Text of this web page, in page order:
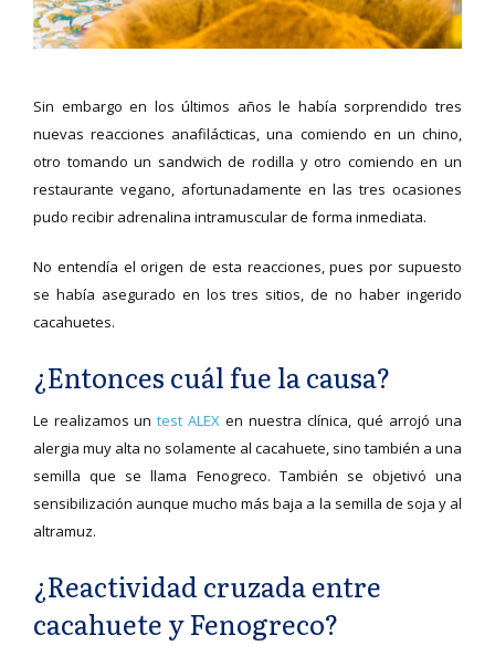
Sin embargo en los últimos años le había sorprendido tres
nuevas reacciones anafilácticas, una comiendo en un chino,
otro tomando un sandwich de rodilla y otro comiendo en un
restaurante vegano, afortunadamente en las tres ocasiones
pudo recibir adrenalina intramuscular de forma inmediata.
No entendía el origen de esta reacciones, pues por supuesto
se había asegurado en los tres sitios, de no haber ingerido
cacahuetes.
¿Entonces cuál fue la causa?
Le realizamos un test ALEX en nuestra clínica, qué arrojó una
alergia muy alta no solamente al cacahuete, sino también a una
semilla que se llama Fenogreco. También se objetivó una
sensibilización aunque mucho más baja a la semilla de soja y al
altramuz.
¿Reactividad cruzada entre
cacahuete y Fenogreco?